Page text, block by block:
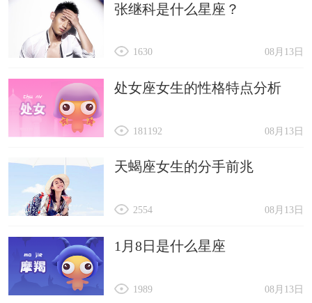
张继科是什么星座？
08月13日
1630
处女座女生的性格特点分析
08月13日
181192
天蝎座女生的分手前兆
08月13日
2554
1月8日是什么星座
08月13日
1989